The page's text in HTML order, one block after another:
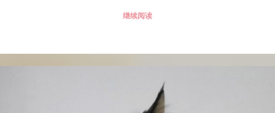
继续阅读